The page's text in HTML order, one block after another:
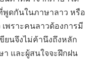
พูดกันในภาษาลาว หรือ
พราะคนลาวด้องการมี
ยนจึงไม่ค้านึงถึงหลัก
และผู้สนใจจะฝึกฝน